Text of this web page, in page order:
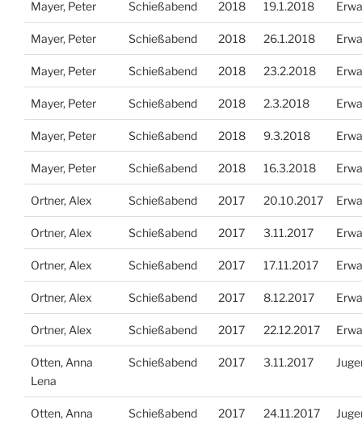
Mayer, Peter Schießabend 2018 19.1.2018
Mayer, Peter Schießabend 2018 26.1.2018
Mayer, Peter Schießabend 2018 23.2.2018
Mayer, Peter Schießabend 2018 2.3.2018
Mayer, Peter Schießabend 2018 9.3.2018
Mayer, Peter Schießabend 2018 16.3.2018
Ortner, Alex Schießabend 2017 20.10.2017
Ortner, Alex Schießabend 2017 3.11.2017
Ortner, Alex Schießabend 2017 17.11.2017
Ortner, Alex Schießabend 2017 8.12.2017
Ortner, Alex Schießabend 2017 22.12.2017
Otten, Anna
Lena
Schießabend 2017 3.11.2017
Otten, Anna
Schießabend 2017 24.11.2017